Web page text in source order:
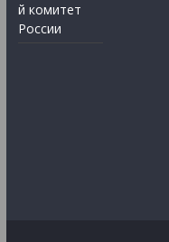
й комитет
России